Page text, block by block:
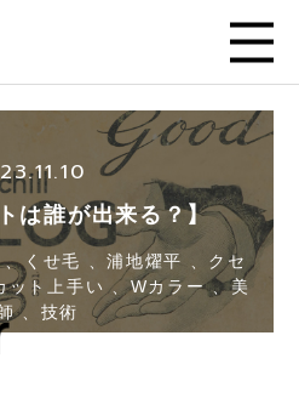
は誰が出来る？】
くせ毛 、浦地燿平 、クセ
ット上手い 、Wカラー 、美
、技術